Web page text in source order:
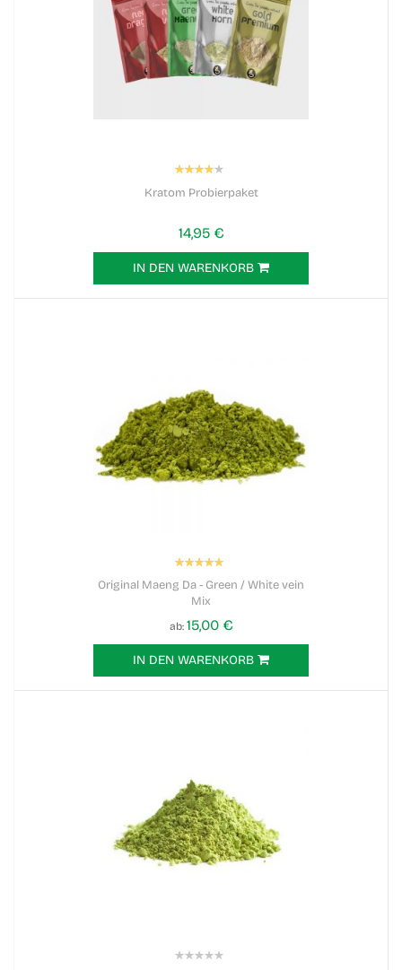
Bewertung:
Kratom Probierpaket
14,95 €
IN DEN WARENKORB
Bewertung:
Original Maeng Da - Green / White vein
Mix
ab 15,00 €
IN DEN WARENKORB